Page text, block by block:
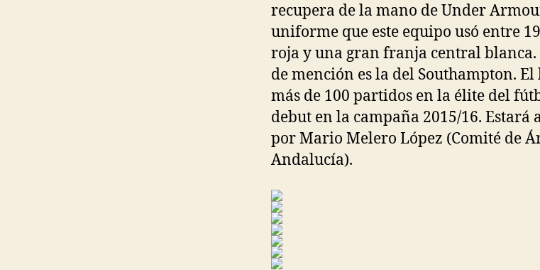
recupera de la mano de Under
uniforme que este equipo usó entre
roja y una gran franja central blanca.
de mención es la del Southampton.
más de 100 partidos en la élite del
debut en la campaña 2015/16. Estará
por Mario Melero López (Comité de
Andalucía).